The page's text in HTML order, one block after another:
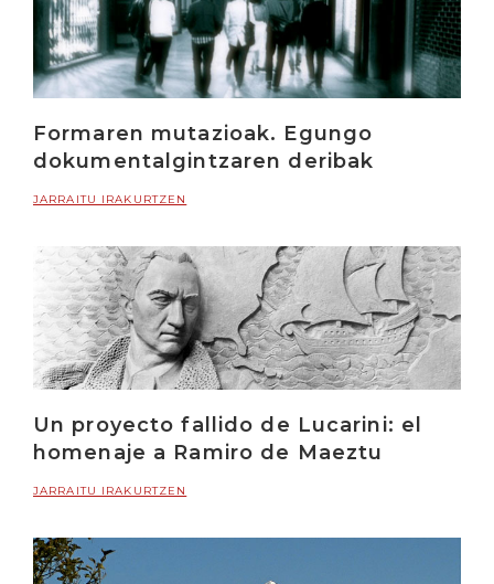
Formaren mutazioak. Egungo
dokumentalgintzaren deribak
JARRAITU IRAKURTZEN
Un proyecto fallido de Lucarini: el
homenaje a Ramiro de Maeztu
JARRAITU IRAKURTZEN